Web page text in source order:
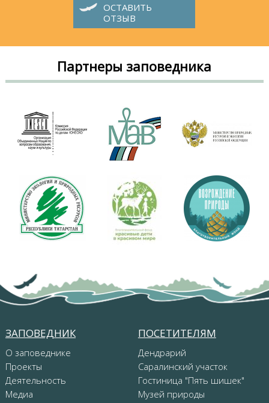
ОСТАВИТЬ
ОТЗЫВ
Партнеры заповедника
ЗАПОВЕДНИК
О заповеднике
Проекты
Деятельность
Медиа
ПОСЕТИТЕЛЯМ
Дендрарий
Саралинский участок
Гостиница "Пять шишек"
Музей природы